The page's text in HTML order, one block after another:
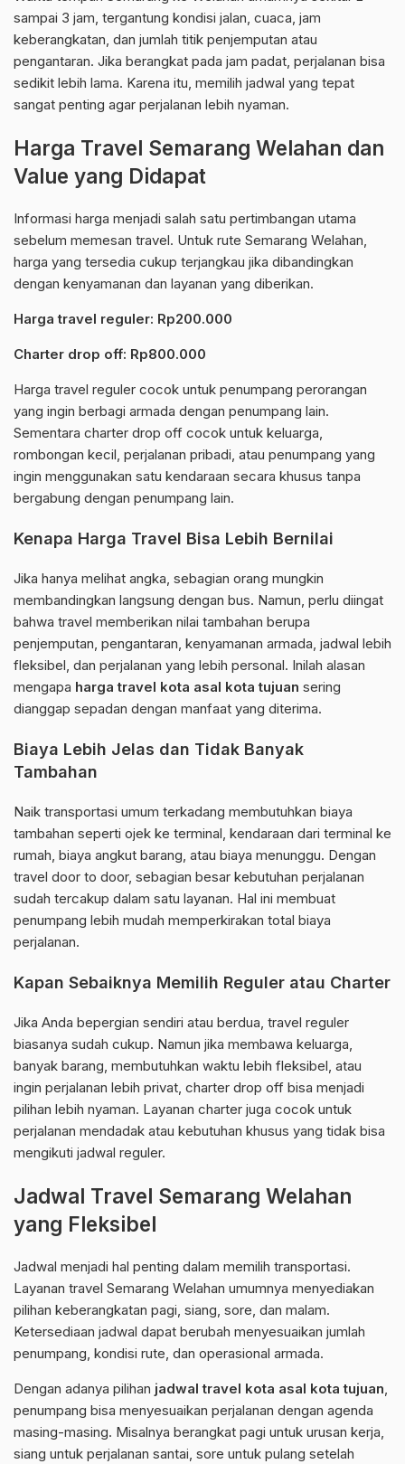
sampai 3 jam, tergantung kondisi jalan, cuaca, jam
keberangkatan, dan jumlah titik penjemputan atau
pengantaran. Jika berangkat pada jam padat, perjalanan bisa
sedikit lebih lama. Karena itu, memilih jadwal yang tepat
sangat penting agar perjalanan lebih nyaman.
Harga Travel Semarang Welahan dan
Value yang Didapat
Informasi harga menjadi salah satu pertimbangan utama
sebelum memesan travel. Untuk rute Semarang Welahan,
harga yang tersedia cukup terjangkau jika dibandingkan
dengan kenyamanan dan layanan yang diberikan.
Harga travel reguler: Rp200.000
Charter drop off: Rp800.000
Harga travel reguler cocok untuk penumpang perorangan
yang ingin berbagi armada dengan penumpang lain.
Sementara charter drop off cocok untuk keluarga,
rombongan kecil, perjalanan pribadi, atau penumpang yang
ingin menggunakan satu kendaraan secara khusus tanpa
bergabung dengan penumpang lain.
Kenapa Harga Travel Bisa Lebih Bernilai
Jika hanya melihat angka, sebagian orang mungkin
membandingkan langsung dengan bus. Namun, perlu diingat
bahwa travel memberikan nilai tambahan berupa
penjemputan, pengantaran, kenyamanan armada, jadwal lebih
fleksibel, dan perjalanan yang lebih personal. Inilah alasan
mengapa harga travel kota asal kota tujuan sering
dianggap sepadan dengan manfaat yang diterima.
Biaya Lebih Jelas dan Tidak Banyak
Tambahan
Naik transportasi umum terkadang membutuhkan biaya
tambahan seperti ojek ke terminal, kendaraan dari terminal ke
rumah, biaya angkut barang, atau biaya menunggu. Dengan
travel door to door, sebagian besar kebutuhan perjalanan
sudah tercakup dalam satu layanan. Hal ini membuat
penumpang lebih mudah memperkirakan total biaya
perjalanan.
Kapan Sebaiknya Memilih Reguler atau Charter
Jika Anda bepergian sendiri atau berdua, travel reguler
biasanya sudah cukup. Namun jika membawa keluarga,
banyak barang, membutuhkan waktu lebih fleksibel, atau
ingin perjalanan lebih privat, charter drop off bisa menjadi
pilihan lebih nyaman. Layanan charter juga cocok untuk
perjalanan mendadak atau kebutuhan khusus yang tidak bisa
mengikuti jadwal reguler.
Jadwal Travel Semarang Welahan
yang Fleksibel
Jadwal menjadi hal penting dalam memilih transportasi.
Layanan travel Semarang Welahan umumnya menyediakan
pilihan keberangkatan pagi, siang, sore, dan malam.
Ketersediaan jadwal dapat berubah menyesuaikan jumlah
penumpang, kondisi rute, dan operasional armada.
Dengan adanya pilihan jadwal travel kota asal kota tujuan,
penumpang bisa menyesuaikan perjalanan dengan agenda
masing-masing. Misalnya berangkat pagi untuk urusan kerja,
siang untuk perjalanan santai, sore untuk pulang setelah